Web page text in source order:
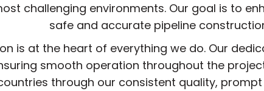
challenging environments. Our goal is to
safe and accurate pipeline
is at the heart of everything we do. Our
smooth operation throughout the
through our consistent quality,